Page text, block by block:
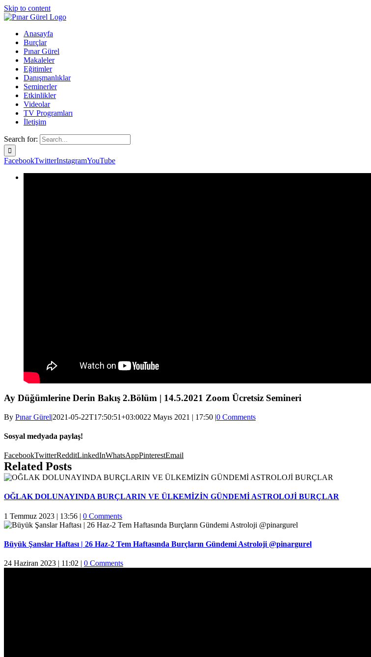
Skip to content
Anasayfa
Burçlar
Pınar Gürel
Makaleler
Eğitimler
Danışmanlıklar
Seminerler
Etkinlikler
Videolar
TV Programları
İletişim
Search for:
FacebookTwitterInstagramYouTube
Ay Düğümlerine Derin Bakış 2.Bölüm | 14.5.2021 Zoom Ücretsiz Semineri
By Pınar Gürel|2021-05-22T17:50:51+03:0022 Mayıs 2021 | 17:50 |0 Comments
Sosyal medyada paylaş!
FacebookTwitterRedditLinkedInWhatsAppPinterestEmail
Related Posts
OĞLAK DOLUNAYINDA BURÇLARIN VE ÜLKEMİZİN GÜNDEMİ ASTROLOJİ BURÇLAR
1 Temmuz 2023 | 13:56 | 0 Comments
Büyük Şanslar Haftası | 26 Haz-2 Tem Haftasında Burçların Gündemi Astroloji @pinargurel
24 Haziran 2023 | 11:02 | 0 Comments